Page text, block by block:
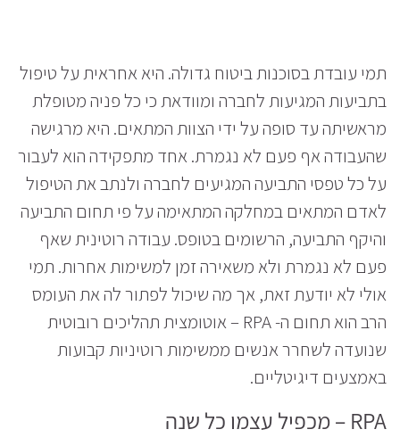
תמי עובדת בסוכנות ביטוח גדולה. היא אחראית על טיפול
בתביעות המגיעות לחברה ומוודאת כי כל פניה מטופלת
מראשיתה עד סופה על ידי הצוות המתאים. היא מרגישה
שהעבודה אף פעם לא נגמרת. אחד מתפקידה הוא לעבור
על כל טפסי התביעה המגיעים לחברה ולנתב את הטיפול
לאדם המתאים במחלקה המתאימה על פי תחום התביעה
והיקף התביעה, הרשומים בטופס. עבודה רוטינית שאף
פעם לא נגמרת ולא משאירה זמן למשימות אחרות. תמי
אולי לא יודעת זאת, אך מה שיכול לפתור לה את העומס
הרב הוא תחום ה- RPA – אוטומצית תהליכים רובוטית
שנועדה לשחרר אנשים ממשימות רוטיניות קבועות
באמצעים דיגיטליים.
RPA – מכפיל עצמו כל שנה